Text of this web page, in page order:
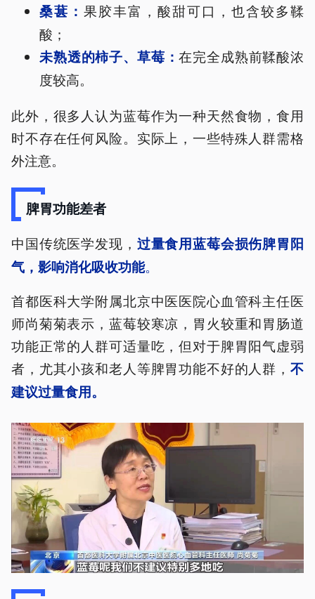
桑葚： 果胶丰富，酸甜可口，也含较多鞣
酸；
未熟透的柿子、草莓：在完全成熟前鞣酸浓
度较高。
此外，很多人认为蓝莓作为一种天然食物，食用
时不存在任何风险。实际上，一些特殊人群需格
外注意。
脾胃功能差者
中国传统医学发现， 过量食用蓝莓会损伤脾胃阳
气，影响消化吸收功能。
首都医科大学附属北京中医医院心血管科主任医
师尚菊菊表示，蓝莓较寒凉，胃火较重和胃肠道
功能正常的人群可适量吃，但对于脾胃阳气虚弱
者，尤其小孩和老人等脾胃功能不好的人群， 不
建议过量食用。